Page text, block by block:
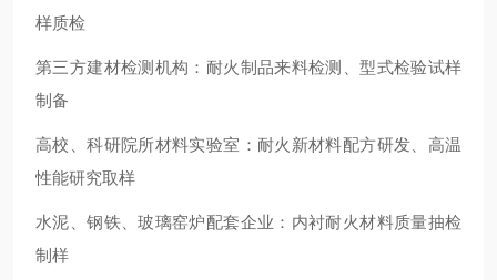
样质检
第三方建材检测机构：耐火制品来料检测、型式检验试样
制备
高校、科研院所材料实验室：耐火新材料配方研发、高温
性能研究取样
水泥、钢铁、玻璃窑炉配套企业：内衬耐火材料质量抽检
制样